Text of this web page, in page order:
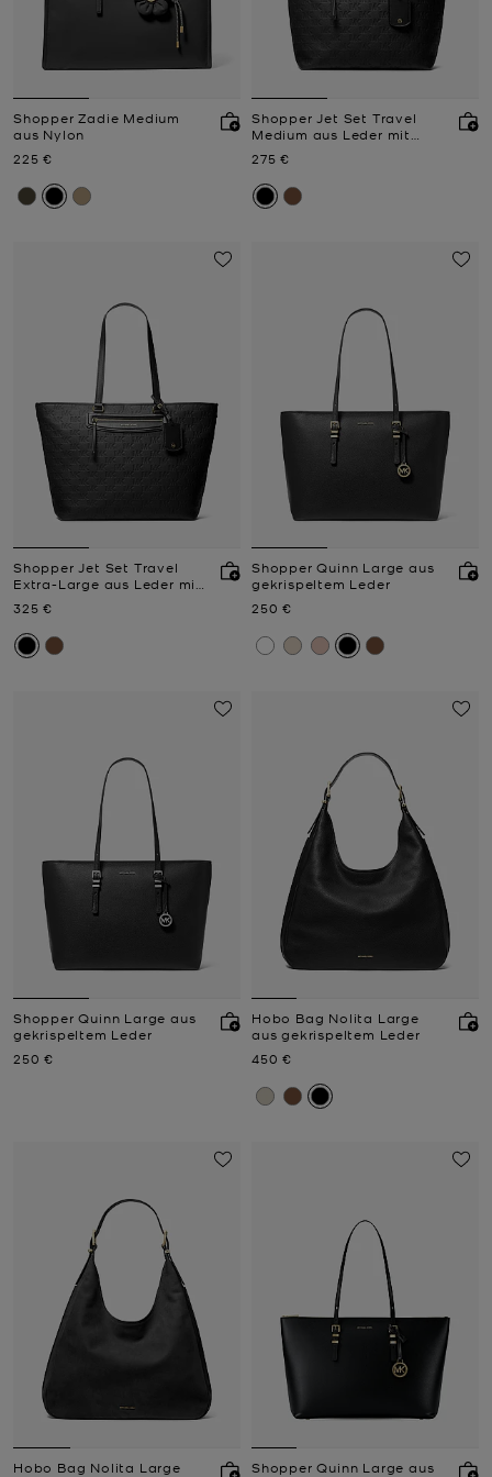
Shopper Zadie Medium
aus Nylon
Jetzt
225 €
Shopper Jet Set Travel
Medium aus Leder mit
Jetzt
275 €
Shopper Jet Set Travel
Extra-Large aus Leder mit
Jetzt
325 €
Shopper Quinn Large aus
gekrispeltem Leder
Jetzt
250 €
Shopper Quinn Large aus
gekrispeltem Leder
Jetzt
250 €
Hobo Bag Nolita Large
aus gekrispeltem Leder
Jetzt
450 €
Hobo Bag Nolita Large
Shopper Quinn Large aus